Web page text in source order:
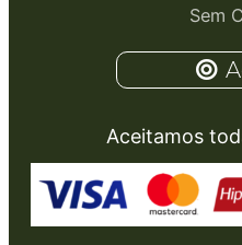
Sem
Aceitamos